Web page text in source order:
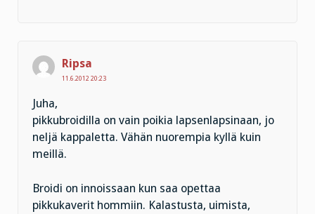
Ripsa
11.6.2012 20:23
Juha,
pikkubroidilla on vain poikia lapsenlapsinaan, jo
neljä kappaletta. Vähän nuorempia kyllä kuin
meillä.
Broidi on innoissaan kun saa opettaa
pikkukaverit hommiin. Kalastusta, uimista,